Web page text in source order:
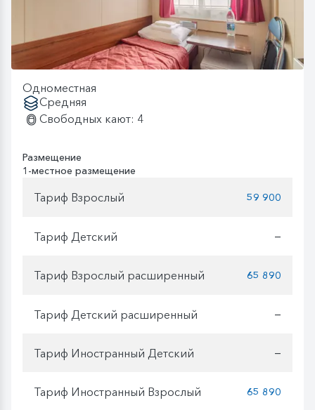
Одноместная
Средняя
Свободных кают: 4
Размещение
1-местное размещение
Тариф Взрослый 59 900
Тариф Детский —
Тариф Взрослый расширенный 65 890
Тариф Детский расширенный —
Тариф Иностранный Детский —
Тариф Иностранный Взрослый 65 890